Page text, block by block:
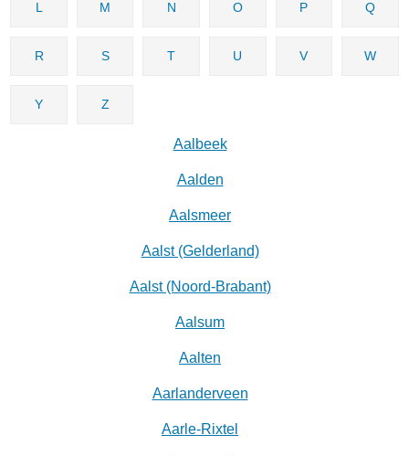
L M N O P Q
R S T U V W
Y Z
Aalbeek
Aalden
Aalsmeer
Aalst (Gelderland)
Aalst (Noord-Brabant)
Aalsum
Aalten
Aarlanderveen
Aarle-Rixtel